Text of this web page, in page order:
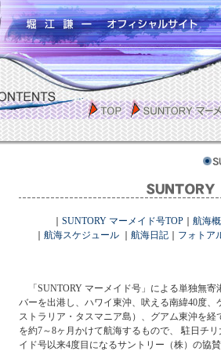
SUNTORY マーメイド号TOP｜ 航海
航海スケジュール｜ 航海日記｜ フォトア
「SUNTORY マーメイド号」による単独無寄
バーを出港し、ハワイ東沖、吠える南緯40度
ストラリア・タスマニア島）、グアム東沖を
を約7～8ヶ月かけて航海するもので、 駐日チ
イド号以来4度目になるサントリー（株）の協